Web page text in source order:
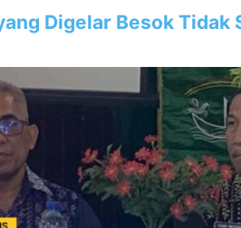
Digelar Besok